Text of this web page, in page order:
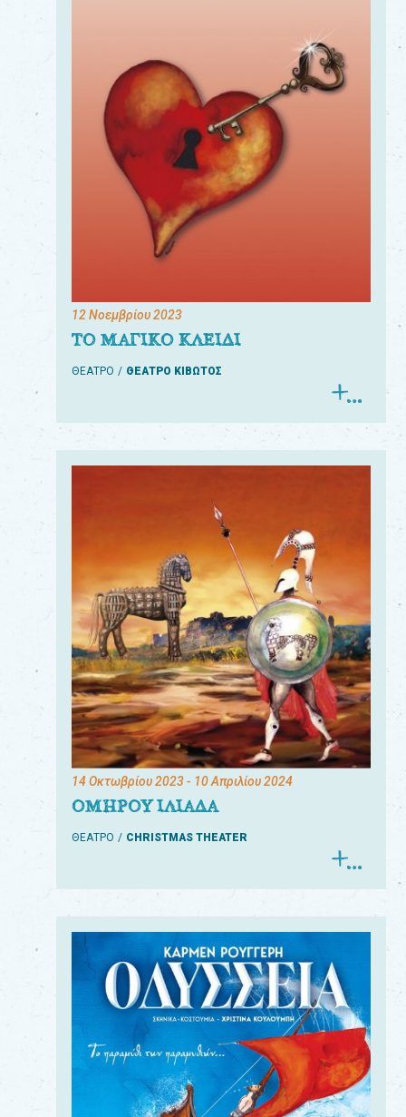
12 Νοεμβρίου 2023
ΤΟ ΜΑΓΙΚΟ ΚΛΕΙΔΙ
ΘΕΑΤΡΟ ΘΕΑΤΡΟ ΚΙΒΩΤΟΣ
14 Οκτωβρίου 2023- 10 Απριλίου 2024
ΟΜΗΡΟΥ ΙΛΙΑΔΑ
ΘΕΑΤΡΟ CHRISTMAS THEATER